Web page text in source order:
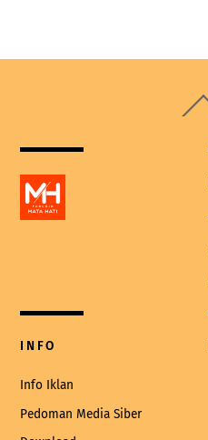
INFO
Info Iklan
Pedoman Media Siber